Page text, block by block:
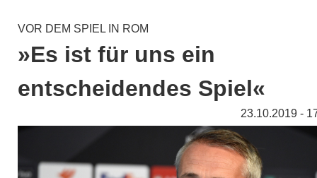
VOR DEM SPIEL IN ROM
»Es ist für uns ein
entscheidendes Spiel«
23.10.2019 -